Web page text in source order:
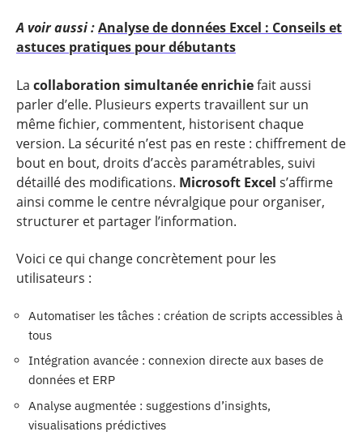
A voir aussi :Analyse de données Excel : Conseils et
astuces pratiques pour débutants
La collaboration simultanée enrichiefait aussi
parler d’elle. Plusieurs experts travaillent sur un
même fichier, commentent, historisent chaque
version. La sécurité n’est pas en reste : chiffrement de
bout en bout, droits d’accès paramétrables, suivi
détaillé des modifications. Microsoft Excel s’affirme
ainsi comme le centre névralgique pour organiser,
structurer et partager l’information.
Voici ce qui change concrètement pour les
utilisateurs :
Automatiser les tâches : création de scripts accessibles à
tous
Intégration avancée : connexion directe aux bases de
données et ERP
Analyse augmentée : suggestions d’insights,
visualisations prédictives